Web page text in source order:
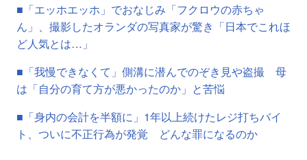
■「エッホエッホ」でおなじみ「フクロウの赤ちゃ
ん」、撮影したオランダの写真家が驚き「日本でこれほ
ど人気とは…」
■「我慢できなくて」側溝に潜んでのぞき見や盗撮 母
は「自分の育て方が悪かったのか」と苦悩
■「身内の会計を半額に」1年以上続けたレジ打ちバイ
ト、ついに不正行為が発覚 どんな罪になるのか